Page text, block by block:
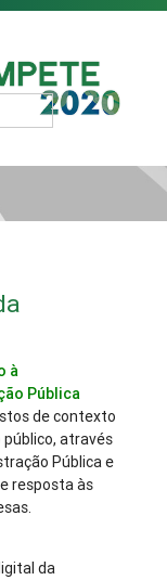
à
Pública
de contexto
público, através
Pública e
resposta às
da